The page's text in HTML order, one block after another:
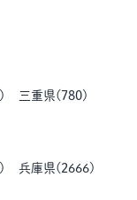
) 三重県( 780)
) 兵庫県( 2666)